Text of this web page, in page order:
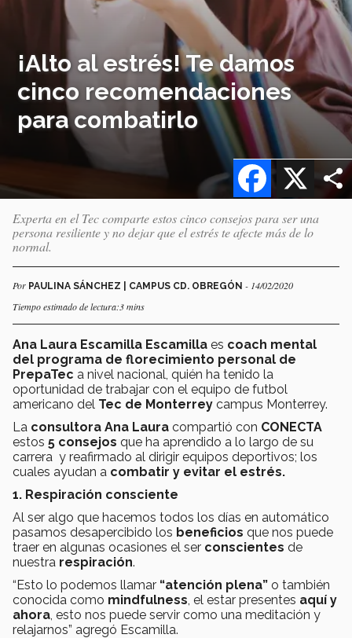
¡Alto al estrés! Te damos
cinco recomendaciones
para combatirlo
X
Facebook
Experta en el Tec comparte estos cinco consejos para ser una
persona resiliente y no dejar que el estrés te afecte más de lo
normal.
Por PAULINA SÁNCHEZ | CAMPUS CD. OBREGÓN - 14/02/2020
Tiempo estimado de lectura:3 mins
Ana Laura Escamilla Escamilla es coach mental
del programa de florecimiento personal de
PrepaTec a nivel nacional, quién ha tenido la
oportunidad de trabajar con el equipo de futbol
americano del Tec de Monterrey campus Monterrey.
La consultora Ana Laura compartió con CONECTA
estos 5 consejos que ha aprendido a lo largo de su
carrera y reafirmado al dirigir equipos deportivos; los
cuales ayudan a combatir y evitar el estrés.
1. Respiración consciente
Al ser algo que hacemos todos los días en automático
pasamos desapercibido los beneficios que nos puede
traer en algunas ocasiones el ser conscientes de
nuestra respiración.
“Esto lo podemos llamar “atención plena” o también
conocida como mindfulness , el estar presentes aquí y
ahora , esto nos puede servir como una meditación y
relajarnos” agregó Escamilla.